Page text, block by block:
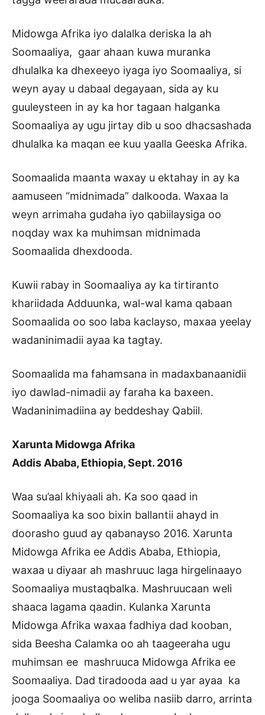
Midowga Afrika iyo dalalka deriska la ah
Soomaaliya, gaar ahaan kuwa muranka
dhulalka ka dhexeeyo iyaga iyo Soomaaliya, si
weyn ayay u dabaal degayaan, sida ay ku
guuleysteen in ay ka hor tagaan halganka
Soomaaliya ay ugu jirtay dib u soo dhacsashada
dhulalka ka maqan ee kuu yaalla Geeska Afrika.
Soomaalida maanta waxay u ektahay in ay ka
aamuseen “midnimada” dalkooda. Waxaa la
weyn arrimaha gudaha iyo qabiilaysiga oo
noqday wax ka muhimsan midnimada
Soomaalida dhexdooda.
Kuwii rabay in Soomaaliya ay ka tirtiranto
khariidada Adduunka, wal-wal kama qabaan
Soomaalida oo soo laba kaclayso, maxaa yeelay
wadaninimadii ayaa ka tagtay.
Soomaalida ma fahamsana in madaxbanaanidii
iyo dawlad-nimadii ay faraha ka baxeen.
Wadaninimadiina ay beddeshay Qabiil.
Xarunta Midowga Afrika
Addis Ababa, Ethiopia, Sept. 2016
Waa su’aal khiyaali ah. Ka soo qaad in
Soomaaliya ka soo bixin ballantii ahayd in
doorasho guud ay qabanayso 2016. Xarunta
Midowga Afrika ee Addis Ababa, Ethiopia,
waxaa u diyaar ah mashruuc laga hirgelinaayo
Soomaaliya mustaqbalka. Mashruucaan weli
shaaca lagama qaadin. Kulanka Xarunta
Midowga Afrika waxaa fadhiya dad kooban,
sida Beesha Calamka oo ah taageeraha ugu
muhimsan ee mashruuca Midowga Afrika ee
Soomaaliya. Dad tiradooda aad u yar ayaa ka
jooga Soomaaliya oo weliba nasiib darro, arrinta